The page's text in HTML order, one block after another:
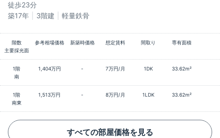
徒歩23分
築17年
3階建 軽量鉄骨
階数 参考相場価格 新築時価格 想定賃料 間取り
専有面積
主要採光面
1階 1,404万円 - 7万円/月 1DK
33.62m²
南
1階 1,513万円 - 8万円/月 1LDK
33.62m²
南東
すべての部屋価格を見る